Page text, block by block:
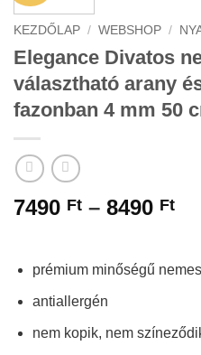
KEZDŐLAP / WEBSHOP /
Elegance Divatos
választható arany
fazonban 4 mm 50
7490 Ft – 8490 Ft
prémium minőségű
antiallergén
nem kopik, nem